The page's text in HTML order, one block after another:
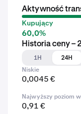
Aktywność
Kupujący
60,0%
Historia ceny –
1H
24H
Niskie
0,0045 €
Najwyższy poziom
0,91 €